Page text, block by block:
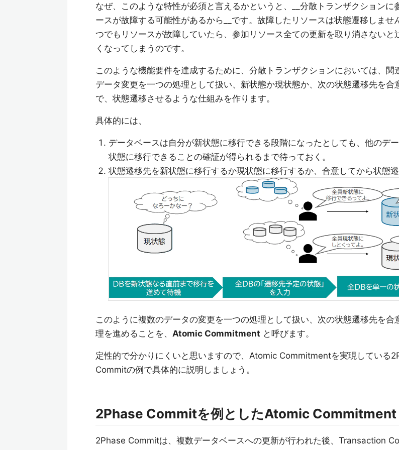
なぜ、このような特性が必須と言えるかというと、__分散トランザクションに
ースが故障する可能性があるから__です。故障したリソースは状態遷移しませ
つでもリソースが故障していたら、参加リソース全ての更新を取り消さないと
くなってしまうのです。
このような機能要件を達成するために、分散トランザクションにおいては、関
データ変更を一つの処理として扱い、新状態か現状態か、次の状態遷移先を合
で、状態遷移させるような仕組みを作ります。
具体的には、
データベースは自分が新状態に移行できる段階になったとしても、他のデ
状態に移行できることの確証が得られるまで待っておく。
状態遷移先を新状態に移行するか現状態に移行するか、合意してから状態遷
このように複数のデータの変更を一つの処理として扱い、次の状態遷移先を合
理を進めることを、 Atomic Commitment と呼びます。
定性的で分かりにくいと思いますので、Atomic Commitmentを実現している
Commitの例で具体的に説明しましょう。
2Phase Commitを例としたAtomic Commitment
2Phase Commitは、複数データベースへの更新が行われた後、Transaction